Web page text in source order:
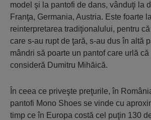
model şi la pantofi de dans, vânduţi la
Franţa, Germania, Austria. Este foarte
reinterpretarea tradiţionalului, pentru
care s-au rupt de ţară, s-au dus în altă
mândri să poarte un pantof care urlă că
consideră Dumitru Mihăică.
În ceea ce priveşte preţurile, în
pantofi Mono Shoes se vinde cu
timp ce în Europa costă cel puţin 130